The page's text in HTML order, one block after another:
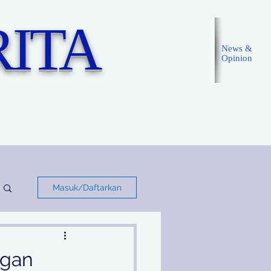
News &
Opinion
Masuk/Daftarkan